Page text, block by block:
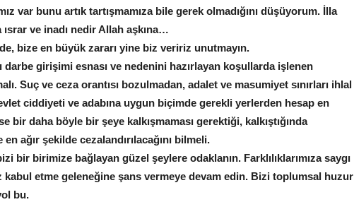
var bunu artık tartışmamıza bile gerek olmadığını düşüyorum. İlla
ve inadı nedir Allah aşkına…
bize en büyük zararı yine biz veririz unutmayın.
darbe girişimi esnası ve nedenini hazırlayan koşullarda işlenen
Suç ve ceza orantısı bozulmadan, adalet ve masumiyet sınırları ihlal
ciddiyeti ve adabına uygun biçimde gerekli yerlerden hesap en
bir daha böyle bir şeye kalkışmaması gerektiği, kalkıştığında
ağır şekilde cezalandırılacağını bilmeli.
bir birimize bağlayan güzel şeylere odaklanın. Farklılıklarımıza saygı
etme geleneğine şans vermeye devam edin. Bizi toplumsal huzur
bu.